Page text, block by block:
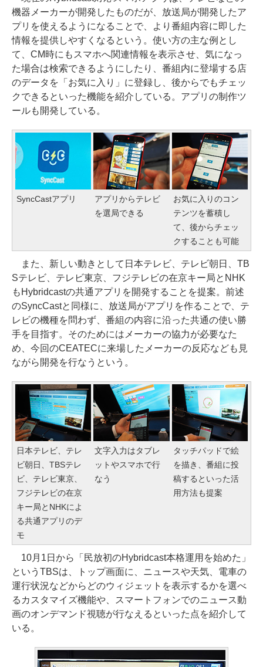
機器メーカーが開発したものだが、放送局が開発したア
プリを使えるようになることで、より番組内容に即した
情報を提供しやすくなるという。使い方の主な例とし
て、CM時にもスマホへ関連情報を表示させ、気になっ
た場合は検索できるようにしたり、番組内に登場する店
のデータを「お気に入り」に登録し、後からでもチェッ
クできるといった機能を紹介している。アプリの制作ツ
ールも開発している。
SyncCastアプリ
アプリからテレビ
を選局できる
お気に入りのコン
テンツを蓄積し
て、後からチェッ
クすることも可能
また、新しい動きとして日本テレビ、テレビ朝日、TB
Sテレビ、テレビ東京、フジテレビの在京キー局とNHK
もHybridcastの共通アプリを開発することを提案。前述
のSyncCastと同様に、放送局がアプリを作ることで、テ
レビの機種を問わず、番組の内容に沿った共通の使い勝
手を目指す。そのためにはメーカーの協力が必要なた
め、今回のCEATECに来場したメーカーの反応なども見
ながら開発を行なうという。
日本テレビ、テレ
ビ朝日、TBSテレ
ビ、テレビ東京、
フジテレビの在京
キー局とNHKによ
る共通アプリのデ
モ
文字入力はタブレ
ットやスマホで行
なう
タッチパッドで絵
を描き、番組に投
稿するといった活
用方法も提案
10月1日から「民放初のHybridcast本格運用を始めた」
というTBSは、トップ画面に、ニュースや天気、電車の
運行状況などからどのウィジェットを表示するかを選べ
るカスタマイズ機能や、スマートフォンでのニュース動
画のオンデマンド視聴が行なえるといった点を紹介して
いる。